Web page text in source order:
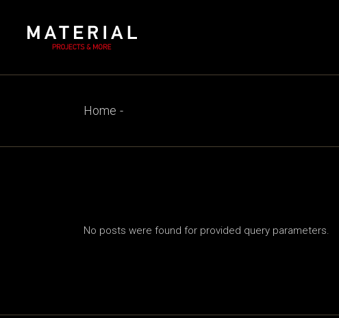
content
Home
No posts were found for provided query parameters.